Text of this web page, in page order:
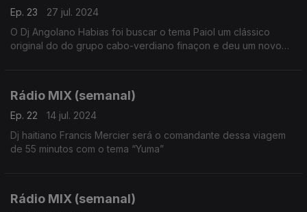
Ep. 23
27 jul. 2024
O Dj Angolano Habias foi buscar o tema Paiol um clássico
original do do grupo cabo-verdiano finaçon e deu um novo
Rádio MIX (semanal)
Ep. 22
14 jul. 2024
Dj haitiano Francis Mercier será o comandante dessa viagem
de 55 minutos com o tema “Yuma”
Rádio MIX (semanal)